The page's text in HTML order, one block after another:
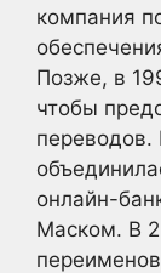
компания
Позже, в
чтобы
онлайн-
Маском. В